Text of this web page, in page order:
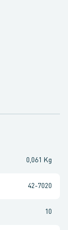
0,061 Kg
42-7020
10